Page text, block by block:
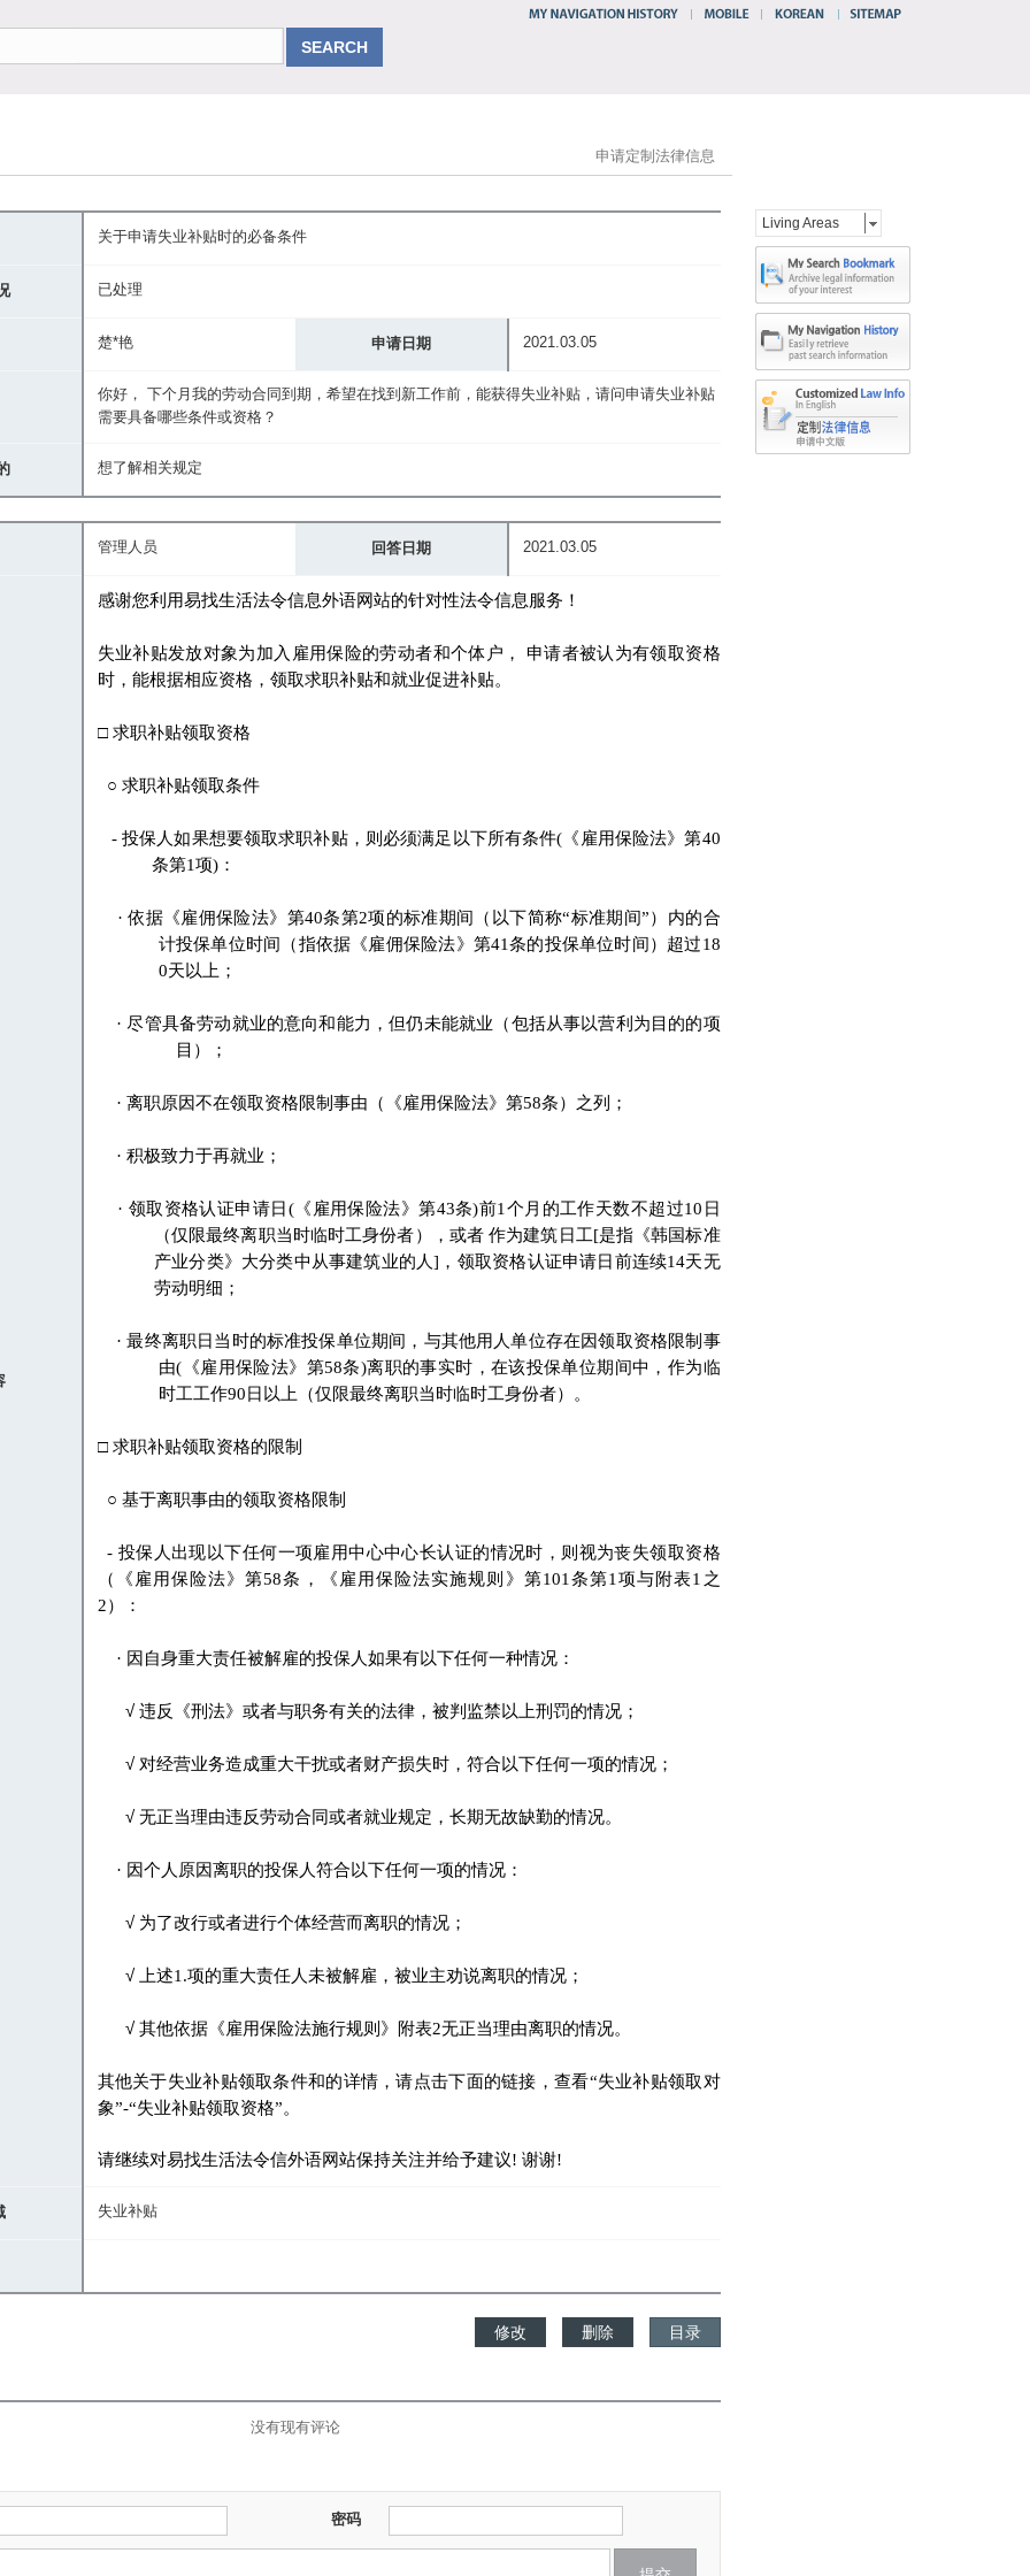
申请定制法律信息
关于申请失业补贴时的必备条件
已处理
楚*艳 申请日期 2021.03.05
你好， 下个月我的劳动合同到期，希望在找到新工作前，能获得失业补贴，请问申请失业补贴
需要具备哪些条件或资格？
想了解相关规定
管理人员 回答日期 2021.03.05
感谢您利用易找生活法令信息外语网站的针对性法令信息服务 ！
失业补贴发放对象为加入雇用保险的劳动者和个体户 ， 申请者被认为有领取资格
时， 能根据相应资格 ， 领取求职补贴和就业促进补贴。
□ 求职补贴领取资格
○ 求职补贴领取条件
-投保人如果想要领取求职补贴， 则必须满足以下所有条件( 《 雇用保险法》第40
条第1项) ：
·依据 《雇佣保险法》 第40条第2项的标准期间 （ 以下简称“标准期间”） 内的合
计投保单位时间
（指依据 《雇佣保险法》 第41条的投保单位时间 ） 超过18
0天以上 ；
·尽管具备劳动就业的意向和能力 ，但仍未能就业 （包括从事以营利为目的的项
目 ）；
· 离职原因不在领取资格限制事由 （《雇用保险法》 第58条） 之列 ；
· 积极致力于再就业 ；
· 领取资格认证申请日 (《 雇用保险法》第43条)前1 个月的工作天数不超过10 日
（仅限最终离职当时临时工身份者）， 或者 作为建筑日工[是指 《韩国标准
产业分类》 大分类中从事建筑业的人] ， 领取资格认证申请日前连续14天无
劳动明细 ；
·最终离职日当时的标准投保单位期间 ， 与其他用人单位存在因领取资格限制事
由( 《雇用保险法》 第58条)离职的事实时 ， 在该投保单位期间中 ， 作为临
时工工作90 日以上 （仅限最终离职当时临时工身份者）。
□ 求职补贴领取资格的限制
○ 基于离职事由的领取资格限制
- 投保人出现以下任何一项雇用中心中心长认证的情况时 ， 则视为丧失领取资格
（《 雇用保险法》第58条 ，《 雇用保险法实施规则 》 第101 条第1 项与附表1 之
2）：
· 因自身重大责任被解雇的投保人如果有以下任何一种情况：
√ 违反 《刑法》 或者与职务有关的法律， 被判监禁以上刑罚的情况；
√ 对经营业务造成重大干扰或者财产损失时， 符合以下任何一项的情况；
√ 无正当理由违反劳动合同或者就业规定 ， 长期无故缺勤的情况。
· 因个人原因离职的投保人符合以下任何一项的情况：
√ 为了改行或者进行个体经营而离职的情况；
√ 上述1.项的重大责任人未被解雇 ， 被业主劝说离职的情况；
√ 其他依据《雇用保险法施行规则 》 附表2无正当理由离职的情况。
其他关于失业补贴领取条件和的详情 ，请点击下面的链接 ， 查看“失业补贴领取对
象”-“失业补贴领取资格”。
请继续对易找生活法令信外语网站保持关注并给予建议! 谢谢!
失业补贴
没有现有评论
密码
Living Areas